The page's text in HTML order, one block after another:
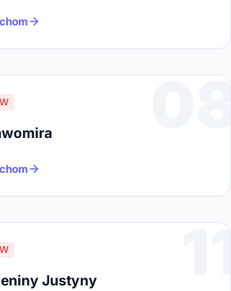
08
11
Justyny